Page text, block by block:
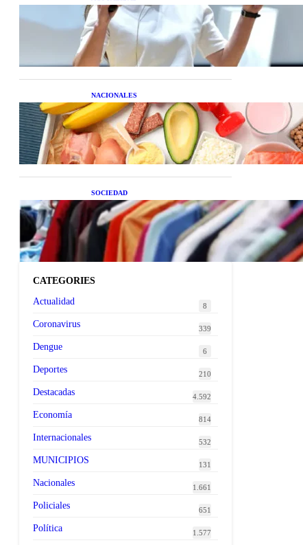
La startup creada por una
salteña que busca resolver el
estrés financiero en
Latinoamérica
NACIONALES
Nutrición inteligente: Cinco
superalimentos de temporada
que deberías sumar a tu dieta
este mes
SOCIEDAD
Las grandes marcas globales
se suman a la tendencia de la
ropa de segunda mano
premium
CATEGORIES
Actualidad
8
Coronavirus 339
Dengue 6
Deportes 210
Destacadas 4.592
Economía 814
Internacionales 532
MUNICIPIOS 131
Nacionales 1.661
Policiales 651
Política 1.577